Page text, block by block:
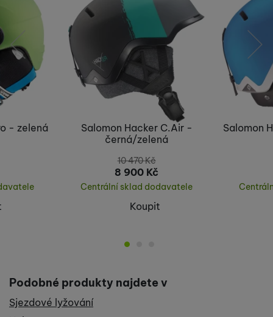
předchozí následující
Salomon Hacker C.Air -
černá/zelená
10 470Kč
8 900 Kč
Centrální sklad dodavatele
Koupit
Salomon
- zelená
Podobné produkty najdete v
Sjezdové lyžování